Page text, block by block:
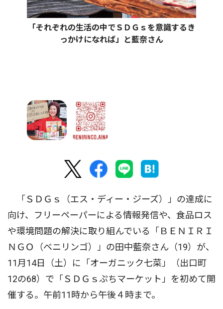
「それぞれの生活の中でＳＤＧｓを意識するき
っかけになれば」と藍奈さん
「ＳＤＧｓ（エス・ディー・ジーズ）」の達成に
向け、フリーペーパーによる情報発信や、食品ロス
や環境問題の解決に取り組んでいる「ＢＥＮＩＲＩ
ＮＧＯ（ベニリンゴ）」の田中藍奈さん（19）が、
11月14日（土）に「オーガニック七菜」（出口町
12の68）で「ＳＤＧｓぷちマーケット」を初めて開
催する。午前11時から午後４時まで。